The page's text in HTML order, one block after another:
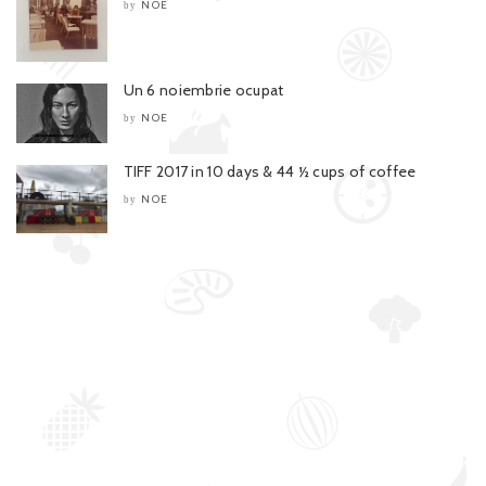
by NOE
Un 6 noiembrie ocupat
by NOE
TIFF 2017 in 10 days & 44 ½ cups of coffee
by NOE